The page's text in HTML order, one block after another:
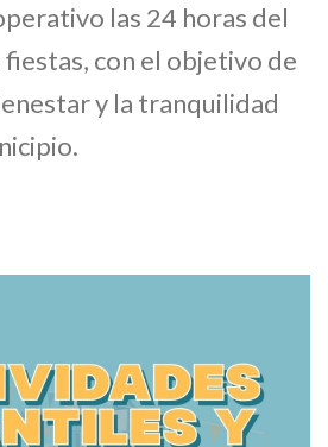
las 24 horas del
con el objetivo de
y la tranquilidad